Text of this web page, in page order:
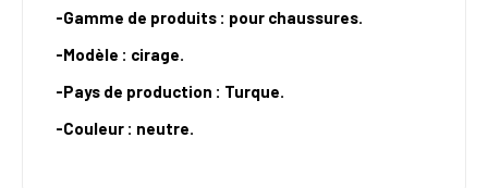
-Gamme de produits : pour chaussures.
-Modèle : cirage.
-Pays de production : Turque.
-Couleur : neutre.